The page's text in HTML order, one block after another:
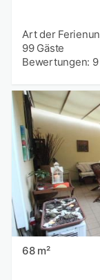
Art der
99 Gäste
Bewertungen: 9
68 m²